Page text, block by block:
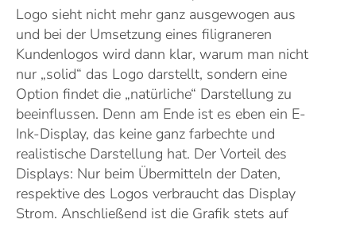
Logo sieht nicht mehr ganz ausgewogen aus
und bei der Umsetzung eines filigraneren
Kundenlogos wird dann klar, warum man nicht
nur „solid“ das Logo darstellt, sondern eine
Option findet die „natürliche“ Darstellung zu
beeinflussen. Denn am Ende ist es eben ein E-
Ink-Display, das keine ganz farbechte und
realistische Darstellung hat. Der Vorteil des
Displays: Nur beim Übermitteln der Daten,
respektive des Logos verbraucht das Display
Strom. Anschließend ist die Grafik stets auf